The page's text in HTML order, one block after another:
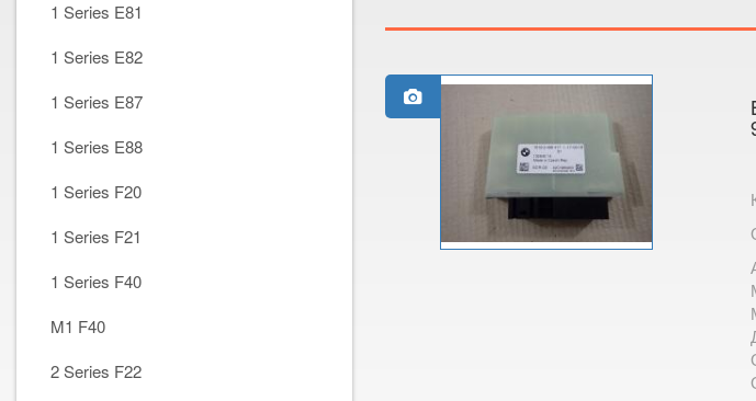
1 Series E81
1 Series E82
1 Series E87
1 Series E88
1 Series F20
1 Series F21
1 Series F40
M1 F40
2 Series F22